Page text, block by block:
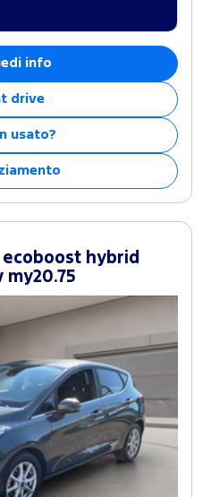
info
drive
usato?
ecoboost hybrid
my20.75